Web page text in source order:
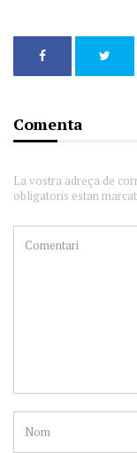
Comenta
La vostra adreça de
obligatoris estan